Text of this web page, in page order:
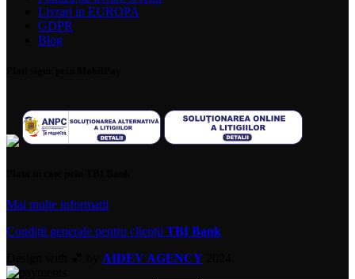
Livrari in EUROPA
GDPR
Blog
Mai multe informatii
Condiții generale pentru clienții TBI Bank
AIDEV AGENCY